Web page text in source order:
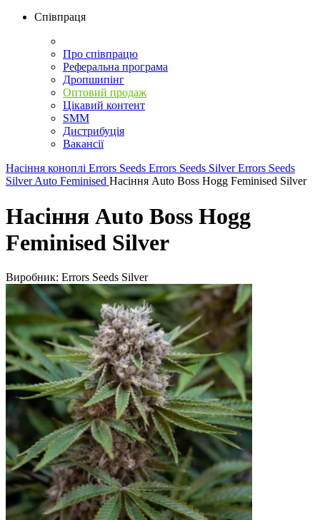
Співпраця
Про співпрацю
Реферальна програма
Дропшипінг
Оптовий продаж
Цікавий контент
SMM
Дистрибуція
Вакансії
Насіння коноплі Errors Seeds Errors Seeds SilverErrors Seeds
Silver Auto Feminised Насіння Auto Boss Hogg Feminised Silver
Насіння Auto Boss Hogg
Feminised Silver
Виробник: Errors Seeds Silver